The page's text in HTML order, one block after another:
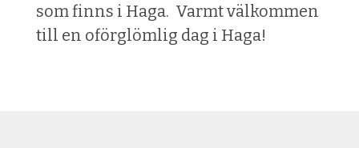
som finns i Haga. Varmt välkommen
till en oförglömlig dag i Haga!